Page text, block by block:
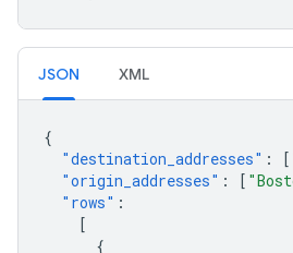
JSON XML
{
"destination_addresses" : [
"origin_addresses" : [
"rows" :
[
{